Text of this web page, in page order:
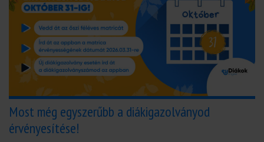
Most még egyszerűbb a diákigazolványod
érvényesítése!